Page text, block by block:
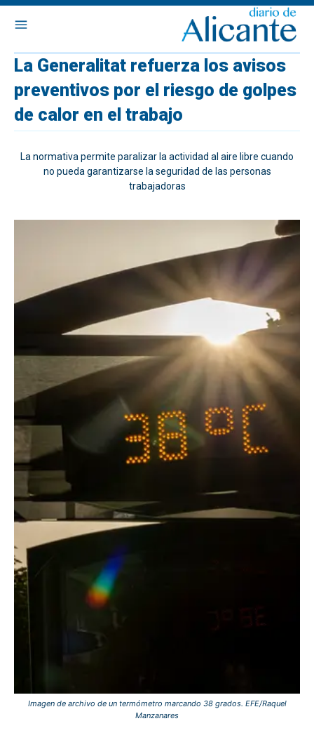
La Generalitat refuerza los avisos
preventivos por el riesgo de golpes
de calor en el trabajo
La normativa permite paralizar la actividad al aire libre cuando
no pueda garantizarse la seguridad de las personas
trabajadoras
Imagen de archivo de un termómetro marcando 38 grados. EFE/Raquel
Manzanares